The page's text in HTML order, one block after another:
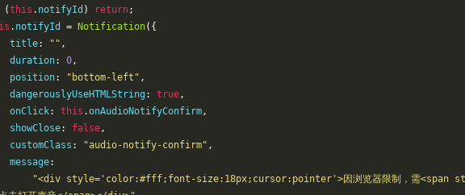
(this . notifyId ) return;
. notifyId = Notification({
                    title
: "" ,
                    duration
: 0,
                    position
: "bottom-left" ,
                    dangerouslyUseHTMLString
: true,
                    onClick
: this .onAudioNotifyConfirm,
                    showClose
: false,
                    customClass
: "audio-notify-confirm" ,
                    message
:
"<div style='color:#fff;font-size:18px;cursor:pointer'>因浏览器限制，需<span